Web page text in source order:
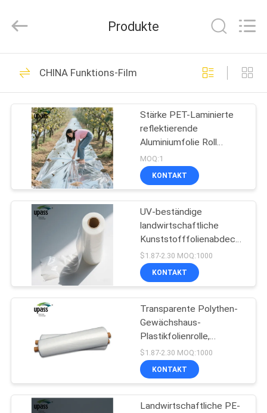
HAUSE
PRODUKTE
VIDEOS
VR-
SHOW
ÜBER
UNS
WERKSBESICHTIGUNG
QUALITÄTSKONTROLLE
KONTAKT
Co.,Ltd..
Querverbundfolie
98
UVfreigabe-Film
23
Mopp-Film
Produkte
CHINA Funktions-Film
Stärke PET-Laminierte
reflektierende
Aluminiumfolie Roll
Landwirtschaft Film
Kunststoff Mulch Boden
bedeckend Obstbäume
MOQ:1
KONTAKT
UV-beständige
landwirtschaftliche
Kunststofffolienabdeckung
für Gewächshäuser von
vertrauenswürdigen
Lieferanten für die
$1.87-2.30 MOQ:1000
KONTAKT
Transparente Polythen-
Gewächshaus-
Plastikfolienrolle,
Landwirtschaftliche
Gewächshausfolie mit
PE-Zuschneideservice
$1.87-2.30 MOQ:1000
KONTAKT
Landwirtschaftliche PE-